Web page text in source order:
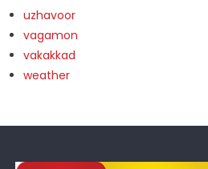
uzhavoor
vagamon
vakakkad
weather